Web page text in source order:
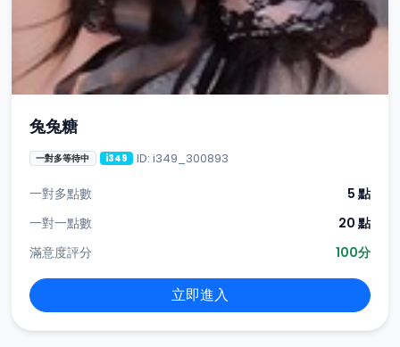
兔兔糖
一對多等待中 i349 ID: i349_300893
一對多點數
5 點
一對一點數
20 點
滿意度評分
100分
立即進入